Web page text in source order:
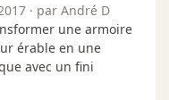
· par André D
une armoire
érable en une
avec un fini